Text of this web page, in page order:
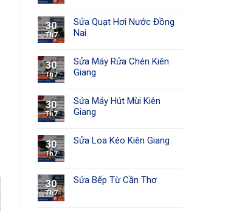
30
Th7
Sửa Quạt Hơi Nước Đồng
Nai
30
Th7
Sửa Máy Rửa Chén Kiên
Giang
30
Th7
Sửa Máy Hút Mùi Kiên
Giang
30
Th7
Sửa Loa Kéo Kiên Giang
30
Th7
Sửa Bếp Từ Cần Thơ